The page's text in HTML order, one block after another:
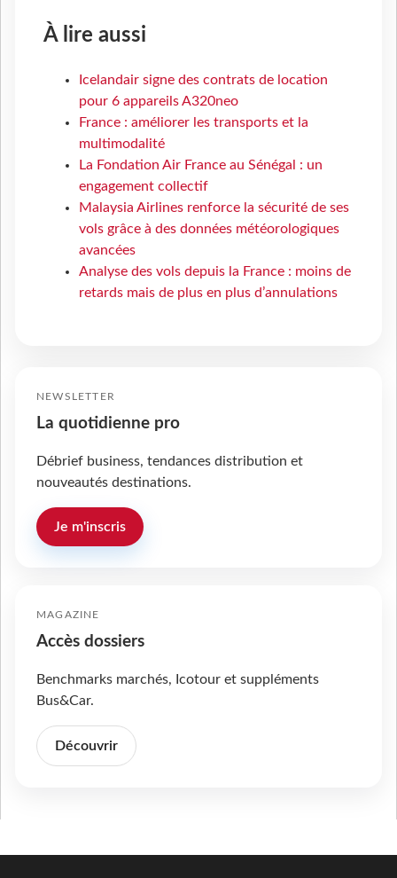
À lire aussi
Icelandair signe des contrats de location
pour 6 appareils A320neo
France : améliorer les transports et la
multimodalité
La Fondation Air France au Sénégal : un
engagement collectif
Malaysia Airlines renforce la sécurité de ses
vols grâce à des données météorologiques
avancées
Analyse des vols depuis la France : moins de
retards mais de plus en plus d’annulations
NEWSLETTER
La quotidienne pro
Débrief business, tendances distribution et
nouveautés destinations.
Je m'inscris
MAGAZINE
Accès dossiers
Benchmarks marchés, Icotour et suppléments
Bus&Car.
Découvrir